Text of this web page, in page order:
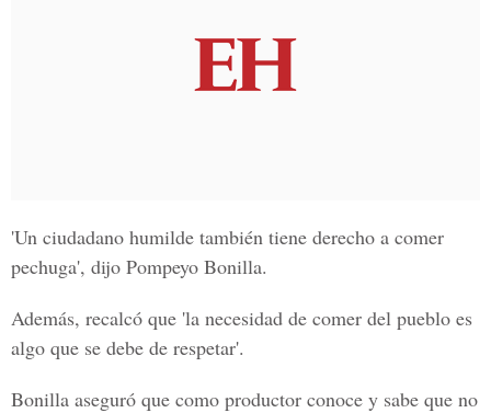
'Un ciudadano humilde también tiene derecho a comer
pechuga', dijo Pompeyo Bonilla.
Además, recalcó que 'la necesidad de comer del pueblo es
algo que se debe de respetar'.
Bonilla aseguró que como productor conoce y sabe que no